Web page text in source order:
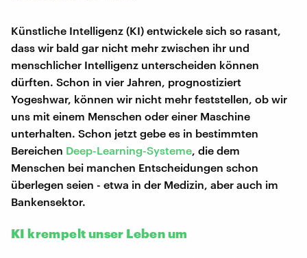
Künstliche Intelligenz (KI) entwickele sich so rasant,
dass wir bald gar nicht mehr zwischen ihr und
menschlicher Intelligenz unterscheiden können
dürften. Schon in vier Jahren, prognostiziert
Yogeshwar, können wir nicht mehr feststellen, ob wir
uns mit einem Menschen oder einer Maschine
unterhalten. Schon jetzt gebe es in bestimmten
Bereichen Deep-Learning-Systeme , die dem
Menschen bei manchen Entscheidungen schon
überlegen seien - etwa in der Medizin, aber auch im
Bankensektor.
KI krempelt unser Leben um